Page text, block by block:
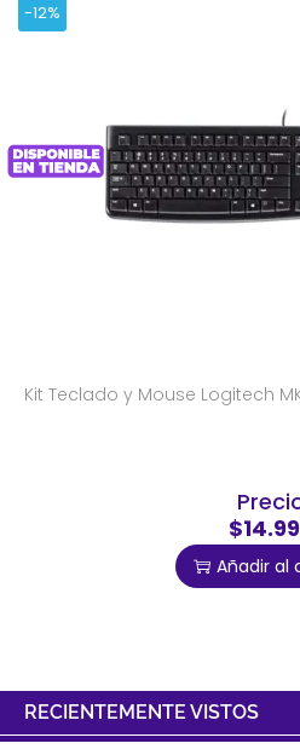
-12%
Kit Teclado y Mouse Logitech
Añadir al
RECIENTEMENTE VISTOS